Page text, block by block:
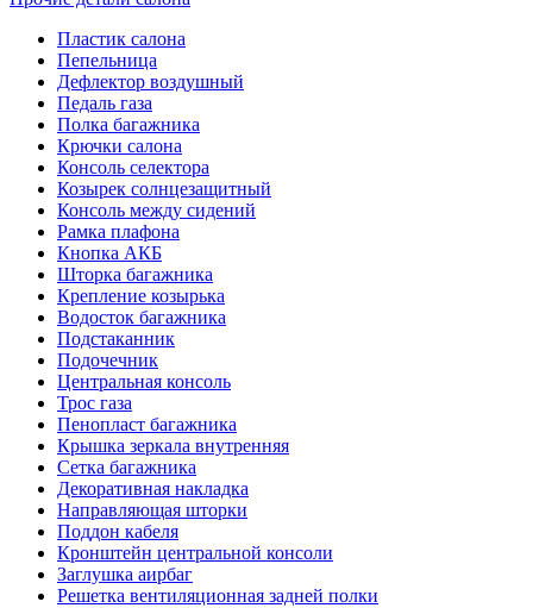
Пластик салона
Пепельница
Дефлектор воздушный
Педаль газа
Полка багажника
Крючки салона
Консоль селектора
Козырек солнцезащитный
Консоль между сидений
Рамка плафона
Кнопка АКБ
Шторка багажника
Крепление козырька
Водосток багажника
Подстаканник
Подочечник
Центральная консоль
Трос газа
Пенопласт багажника
Крышка зеркала внутренняя
Сетка багажника
Декоративная накладка
Направляющая шторки
Поддон кабеля
Кронштейн центральной консоли
Заглушка аирбаг
Решетка вентиляционная задней полки